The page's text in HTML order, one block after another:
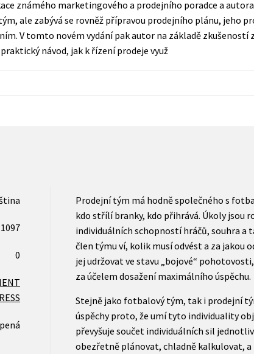
Populárně - naučná pro dospělé
Populárně - naučné pro děti
Předškoláci
Příroda a zahrada
Young adult (SK)
Zahraniční literatura
tituly
známého marketingového a prodejního poradce a
ale zabývá se rovněž přípravou prodejního plánu, jeho
V tomto novém vydání pak autor na základě zkušeností
návod, jak k řízení prodeje využ
0
Prodejní tým má hodně společného s
kdo střílí branky, kdo přihrává. Úkoly jsou
individuálních schopností hráčů, souhra a
člen týmu ví, kolik musí odvést a za jakou
jej udržovat ve stavu „bojové“
za účelem dosažení maximálního úspěchu.
Stejně jako fotbalový tým, tak i prodejní
úspěchy proto, že umí tyto individuality
převyšuje součet individuálních sil
obezřetně plánovat, chladně kalkulovat, a